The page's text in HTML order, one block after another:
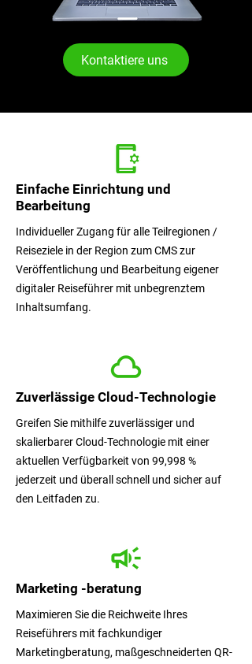
Kontaktiere uns
Einfache Einrichtung und
Bearbeitung
Individueller Zugang für alle Teilregionen /
Reiseziele in der Region zum CMS zur
Veröffentlichung und Bearbeitung eigener
digitaler Reiseführer mit unbegrenztem
Inhaltsumfang.
Zuverlässige Cloud-Technologie
Greifen Sie mithilfe zuverlässiger und
skalierbarer Cloud-Technologie mit einer
aktuellen Verfügbarkeit von 99,998 %
jederzeit und überall schnell und sicher auf
den Leitfaden zu.
Marketing -beratung
Maximieren Sie die Reichweite Ihres
Reiseführers mit fachkundiger
Marketingberatung, maßgeschneiderten QR-